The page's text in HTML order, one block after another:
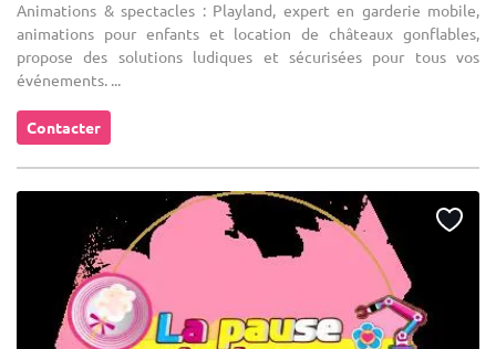
Animations & spectacles : Playland, expert en garderie mobile,
animations pour enfants et location de châteaux gonflables,
propose des solutions ludiques et sécurisées pour tous vos
événements. ...
Contacter